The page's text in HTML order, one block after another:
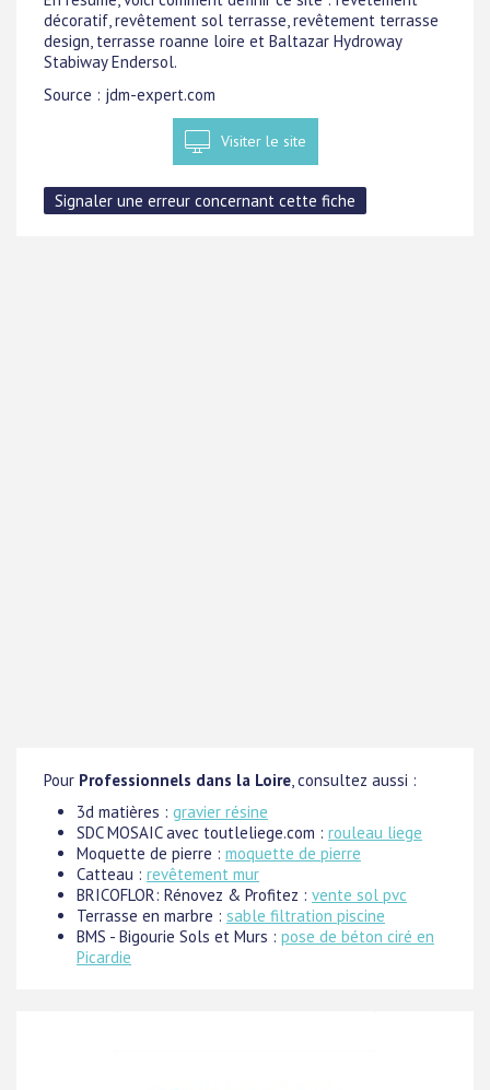
décoratif, revêtement sol terrasse, revêtement terrasse
design, terrasse roanne loire et Baltazar Hydroway
Stabiway Endersol.
Source : jdm-expert.com
Visiter le site
Pour Professionnels dans la Loire , consultez aussi :
3d matières : gravier résine
SDC MOSAIC avec toutleliege.com : rouleau liege
Moquette de pierre : moquette de pierre
Catteau : revêtement mur
BRICOFLOR: Rénovez & Profitez : vente sol pvc
Terrasse en marbre : sable filtration piscine
BMS - Bigourie Sols et Murs : pose de béton ciré en
Picardie